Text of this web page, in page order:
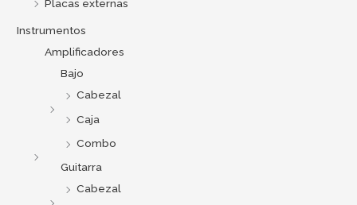
Placas externas
Instrumentos
Amplificadores
Bajo
Cabezal
Caja
Combo
Guitarra
Cabezal